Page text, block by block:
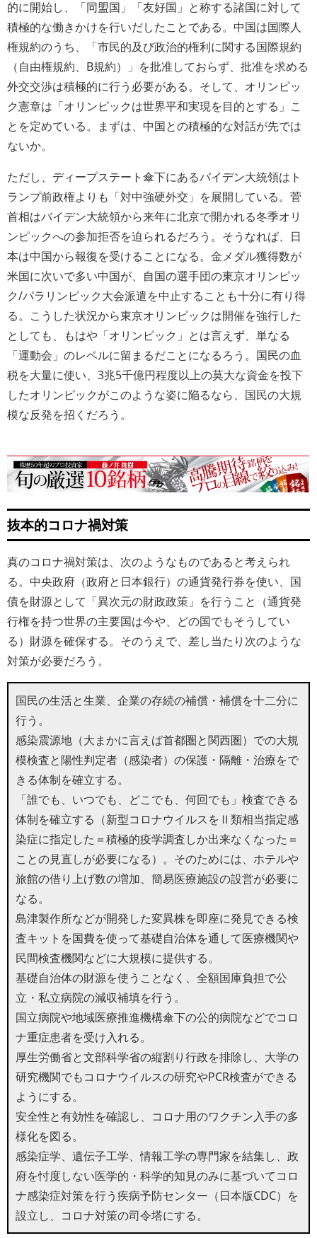
的に開始し、「同盟国」「友好国」と称する諸国に対して
積極的な働きかけを行いだしたことである。中国は国際人
権規約のうち、「市民的及び政治的権利に関する国際規約
（自由権規約、B規約）」を批准しておらず、批准を求める
外交交渉は積極的に行う必要がある。そして、オリンピッ
ク憲章は「オリンピックは世界平和実現を目的とする」こ
とを定めている。まずは、中国との積極的な対話が先では
ないか。
ただし、ディープステート傘下にあるバイデン大統領はト
ランプ前政権よりも「対中強硬外交」を展開している。菅
首相はバイデン大統領から来年に北京で開かれる冬季オリ
ンピックへの参加拒否を迫られるだろう。そうなれば、日
本は中国から報復を受けることになる。金メダル獲得数が
米国に次いで多い中国が、自国の選手団の東京オリンピッ
ク/パラリンピック大会派遣を中止することも十分に有り得
る。こうした状況から東京オリンピックは開催を強行した
としても、もはや「オリンピック」とは言えず、単なる
「運動会」のレベルに留まるだことになるろう。国民の血
税を大量に使い、3兆5千億円程度以上の莫大な資金を投下
したオリンピックがこのような姿に陥るなら、国民の大規
模な反発を招くだろう。
抜本的コロナ禍対策
真のコロナ禍対策は、次のようなものであると考えられ
る。中央政府（政府と日本銀行）の通貨発行券を使い、国
債を財源として「異次元の財政政策」を行うこと（通貨発
行権を持つ世界の主要国は今や、どの国でもそうしてい
る）財源を確保する。そのうえで、差し当たり次のような
対策が必要だろう。
国民の生活と生業、企業の存続の補償・補償を十二分に
行う。
感染震源地（大まかに言えば首都圏と関西圏）での大規
模検査と陽性判定者（感染者）の保護・隔離・治療をで
きる体制を確立する。
「誰でも、いつでも、どこでも、何回でも」検査できる
体制を確立する（新型コロナウイルスをⅡ類相当指定感
染症に指定した＝積極的疫学調査しか出来なくなった＝
ことの見直しが必要になる）。そのためには、ホテルや
旅館の借り上げ数の増加、簡易医療施設の設営が必要に
なる。
島津製作所などが開発した変異株を即座に発見できる検
査キットを国費を使って基礎自治体を通して医療機関や
民間検査機関などに大規模に提供する。
基礎自治体の財源を使うことなく、全額国庫負担で公
立・私立病院の減収補填を行う。
国立病院や地域医療推進機構傘下の公的病院などでコロ
ナ重症患者を受け入れる。
厚生労働省と文部科学省の縦割り行政を排除し、大学の
研究機関でもコロナウイルスの研究やPCR検査ができる
ようにする。
安全性と有効性を確認し、コロナ用のワクチン入手の多
様化を図る。
感染症学、遺伝子工学、情報工学の専門家を結集し、政
府を忖度しない医学的・科学的知見のみに基づいてコロ
ナ感染症対策を行う疾病予防センター（日本版CDC）を
設立し、コロナ対策の司令塔にする。